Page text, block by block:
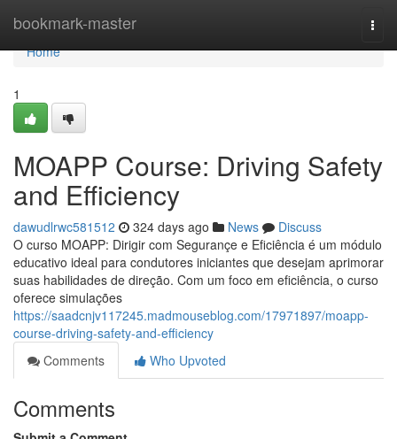
bookmark-master
Home
Home
1
MOAPP Course: Driving Safety
and Efficiency
dawudlrwc581512 324 days ago News
Discuss
O curso MOAPP: Dirigir com Segurançe e Eficiência é um módulo
educativo ideal para condutores iniciantes que desejam aprimorar
suas habilidades de direção. Com um foco em eficiência, o curso
oferece simulações
https://saadcnjv117245.madmouseblog.com/17971897/moapp-
course-driving-safety-and-efficiency
Comments
Who Upvoted
Comments